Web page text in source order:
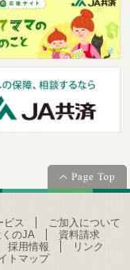
ビス
ご加入について
くのJA
資料請求
採用情報
リンク
トマップ